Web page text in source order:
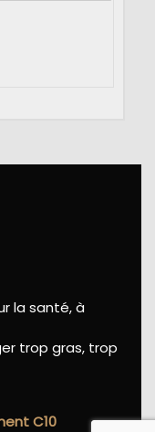
la santé, à
trop gras, trop
C10